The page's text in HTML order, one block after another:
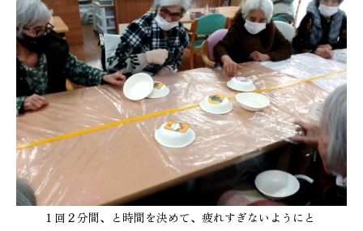
１回２分間、と時間を決めて、疲れすぎないようにと